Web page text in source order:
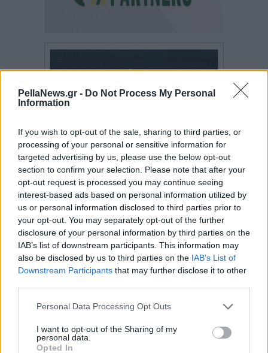
PellaNews.gr - Do Not Process My Personal
Information
If you wish to opt-out of the sale, sharing to third parties, or
processing of your personal or sensitive information for
targeted advertising by us, please use the below opt-out
section to confirm your selection. Please note that after your
opt-out request is processed you may continue seeing
interest-based ads based on personal information utilized by
us or personal information disclosed to third parties prior to
your opt-out. You may separately opt-out of the further
disclosure of your personal information by third parties on the
IAB’s list of downstream participants. This information may
also be disclosed by us to third parties on the IAB’s List of
Downstream Participants that may further disclose it to other
Personal Data Processing Opt Outs
I want to opt-out of the Sharing of my
personal data.
Opted In